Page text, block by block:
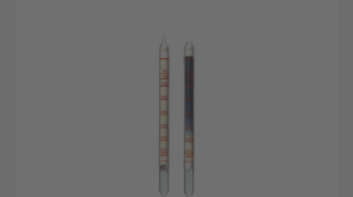
Bildergalerie überspringen